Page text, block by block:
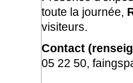
toute la journée,
visiteurs.
Contact
05 22 50,